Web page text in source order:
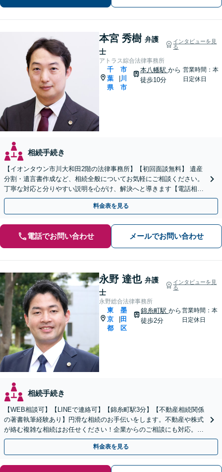
本宮 秀樹 弁護
士
インタビューを見
る
アトラス綜合法律事務所
千
葉
県
市
川
市
本八幡駅 から
徒歩10分
営業時間：本
日定休日
相続手続き
【イオンタウン市川大和田2階の法律事務所】【初回面談無料】 遺産
分割・遺言書作成など、相続全般についてお気軽にご相談ください。
丁寧な対応と分りやすい説明を心がけ、解決へと導きます【電話相談
可】
料金表を見る
電話でお問い合わせ メールでお問い合わせ
永野 達也 弁護
士
インタビューを見
る
永野総合法律事務所
東
京
都
墨
田
区
錦糸町駅 から
徒歩2分
営業時間：本
日定休日
相続手続き
【WEB相談可】【LINEで連絡可】【錦糸町駅3分】【不動産相続関係
の著書執筆経験あり】円滑な相続のお手伝いをします。不動産や株式
が絡む複雑な相続はお任せください！企業からのご相談にも対応。事
業承継も対応可能【休日・夜間対応】
料金表を見る